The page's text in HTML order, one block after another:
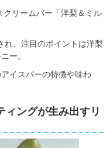
リームバー「洋梨＆ミル
れ、注目のポイントは洋梨
ー。
イスバーの特徴や味わ
ィングが生み出すリ